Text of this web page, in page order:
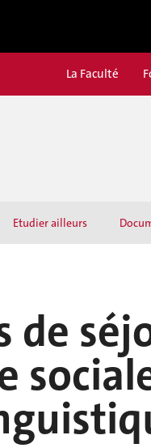
La Faculté
Etudier ailleurs
de